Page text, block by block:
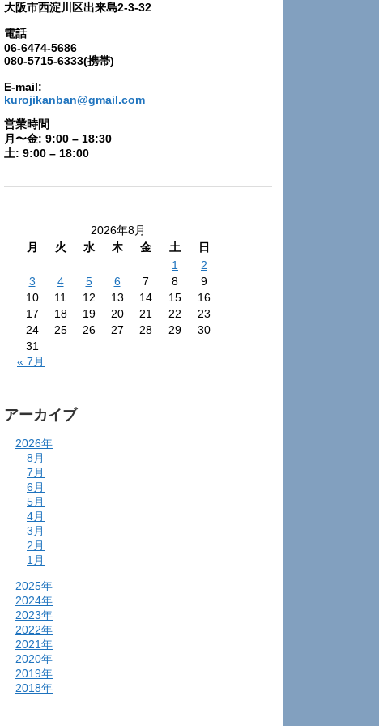
大阪市西淀川区出来島2-3-32
電話
06-6474-5686
080-5715-6333(携帯)
E-mail:
kurojikanban@gmail.com
営業時間
月〜金: 9:00 – 18:30
土: 9:00 – 18:00
2026年8月
月
火 水 木 金 土
日
1
2
3
4 5 6 7 8
9
10
11 12 13 14 15
16
17
18 19 20 21 22
23
24
25 26 27 28 29
30
31
« 7月
アーカイブ
2026年
8月
7月
6月
5月
4月
3月
2月
1月
2025年
2024年
2023年
2022年
2021年
2020年
2019年
2018年